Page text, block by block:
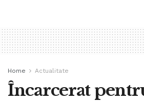
Home Actualitate
Încarcerat